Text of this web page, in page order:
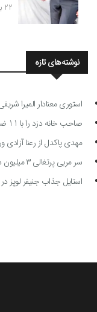
22 بهمن, 1400
نوشته‌های تازه
استوری معنادار المیرا
صاحب خانه دزد را با 11 ضربه چاقو کشت
مهدی پاکدل از رعنا آزادی
سر مربی پرتغالی ۳ میلیون دلار می‌گیرد به پرسپولیس می‌آید
استایل جذاب جنیفر